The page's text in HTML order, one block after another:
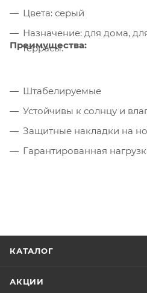
Цвета: серый
Назначение: для дома,
террасы.
Преимущества:
Штабелируемые
Устойчивы к солнцу и
Защитные накладки на
Гарантированная
КАТАЛОГ
АКЦИИ